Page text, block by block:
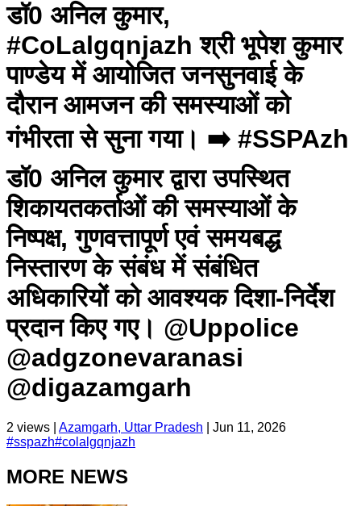
डॉ0 अनिल कुमार,
#CoLalgqnjazh श्री भूपेश कुमार
पाण्डेय में आयोजित जनसुनवाई के
दौरान आमजन की समस्याओं को
गंभीरता से सुना गया। ➡️ #SSPAzh
डॉ0 अनिल कुमार द्वारा उपस्थित
शिकायतकर्ताओं की समस्याओं के
निष्पक्ष, गुणवत्तापूर्ण एवं समयबद्ध
निस्तारण के संबंध में संबंधित
अधिकारियों को आवश्यक दिशा-निर्देश
प्रदान किए गए। @Uppolice
@adgzonevaranasi
@digazamgarh
2 views | Azamgarh, Uttar Pradesh
Jun 11, 2026
#sspazh#colalgqnjazh
MORE NEWS